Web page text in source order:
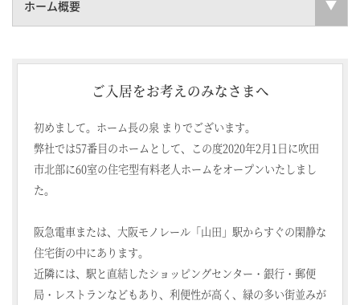
ホーム概要
ご入居をお考えのみなさまへ
初めまして。ホーム長の泉 まりでございます。
弊社では57番目のホームとして、この度2020年2月1日に吹田
市北部に60室の住宅型有料老人ホームをオープンいたしまし
た。
阪急電車または、大阪モノレール「山田」駅からすぐの閑静な
住宅街の中にあります。
近隣には、駅と直結したショッピングセンター・銀行・郵便
局・レストランなどもあり、利便性が高く、緑の多い街並みが